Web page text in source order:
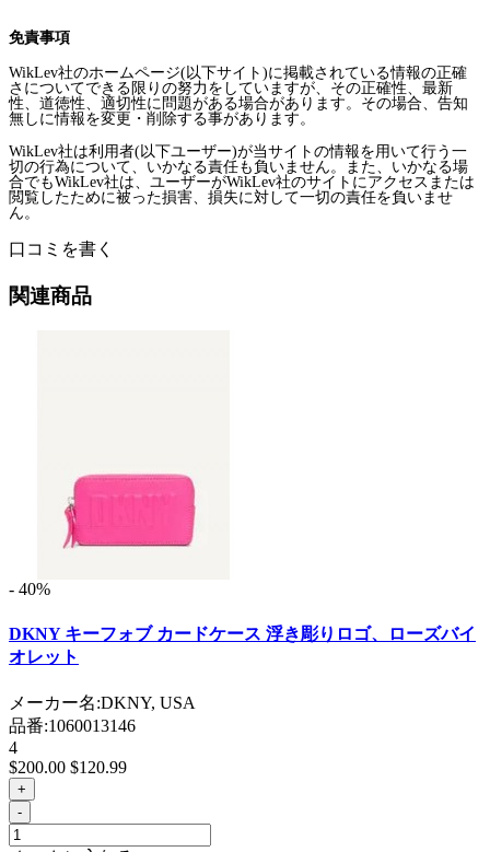
免責事項
WikLev社のホームページ(以下サイト )に掲載されている情報の正確
さについてできる限りの努力をしていますが、その正確性、最新
性、道徳性、適切性に問題がある場合があります。その場合、告知
無しに情報を変更・削除する事があります。
WikLev社は利用者(以下ユーザー)が当サイトの情報を用いて行う一
切の行為について、いかなる責任も負いません。また、いかなる場
合でもWikLev社は、ユーザーがWikLev社のサイトにアクセスまたは
閲覧したために被った損害、損失に対して一切の責任を負いませ
ん。
口コミを書く
関連商品
- 40%
DKNY キーフォブ カードケース 浮き彫りロゴ、ローズバイ
オレット
メーカー名:DKNY, USA
品番:1060013146
4
$200.00 $120.99
+
-